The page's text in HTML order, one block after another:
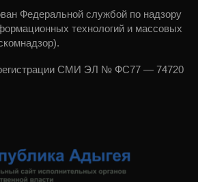
Федеральной службой по надзору
технологий и массовых
СМИ ЭЛ № ФС77 — 74720